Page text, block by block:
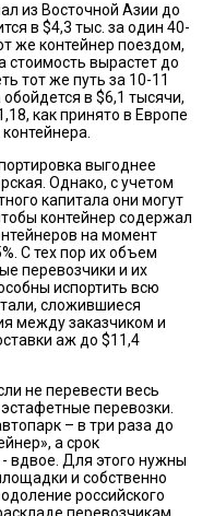
из Восточной Азии до
в $4,3 тыс. за один 40-
же контейнер поездом,
стоимость вырастет до
тот же путь за 10-11
в $6,1 тысячи,
как принято в Европе
выгоднее
Однако, с учетом
капитала они могут
контейнер содержал
на момент
С тех пор их объем
перевозчики и их
испортить всю
сложившиеся
между заказчиком и
аж до $11,4
не перевести весь
перевозки.
– в три раза до
а срок
вдвое. Для этого нужны
и собственно
российского